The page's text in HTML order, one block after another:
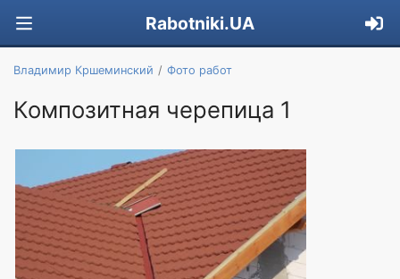
Rabotniki.UA
Владимир Кршеминский Фото работ
Композитная черепица 1